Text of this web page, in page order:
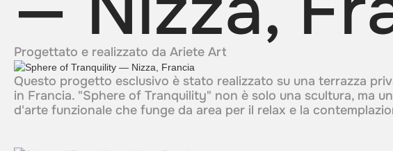
Progettato e realizzato da Ariete Art
Questo progetto esclusivo è stato realizzato su una terrazza
in Francia. "Sphere of Tranquility" non è solo una scultura, ma
d'arte funzionale che funge da area per il relax e la